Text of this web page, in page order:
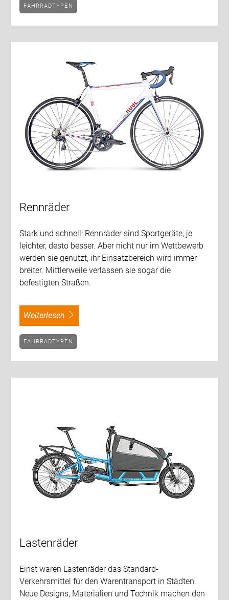
FAHRRADTYPEN
Rennräder
Stark und schnell: Rennräder sind Sportgeräte, je
leichter, desto besser. Aber nicht nur im Wettbewerb
werden sie genutzt, ihr Einsatzbereich wird immer
breiter. Mittlerweile verlassen sie sogar die
befestigten Straßen.
weiterlesen
FAHRRADTYPEN
Lastenräder
Einst waren Lastenräder das Standard-
Verkehrsmittel für den Warentransport in Städten.
Neue Designs, Materialien und Technik machen den